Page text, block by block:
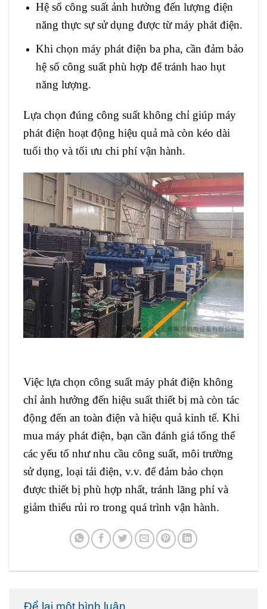
​Hệ số công suất ảnh hưởng đến lượng điện
năng thực sự sử dụng được từ máy phát điện.
Khi chọn máy phát điện ba pha, cần đảm bảo
hệ số công suất phù hợp để tránh hao hụt
năng lượng.
Lựa chọn đúng công suất không chỉ giúp máy
phát điện hoạt động hiệu quả mà còn kéo dài
tuổi thọ và tối ưu chi phí vận hành.
Việc lựa chọn công suất máy phát điện không
chỉ ảnh hưởng đến hiệu suất thiết bị mà còn tác
động đến an toàn điện và hiệu quả kinh tế. Khi
mua máy phát điện, bạn cần đánh giá tổng thể
các yếu tố như nhu cầu công suất, môi trường
sử dụng, loại tải điện, v.v. để đảm bảo chọn
được thiết bị phù hợp nhất, tránh lãng phí và
giảm thiểu rủi ro trong quá trình vận hành.
Để lại một bình luận